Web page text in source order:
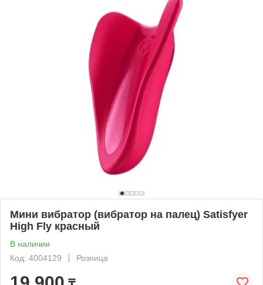
Мини вибратор (вибратор на палец) Satisfyer
High Fly красный
В наличии
Код: 4004129
Розница